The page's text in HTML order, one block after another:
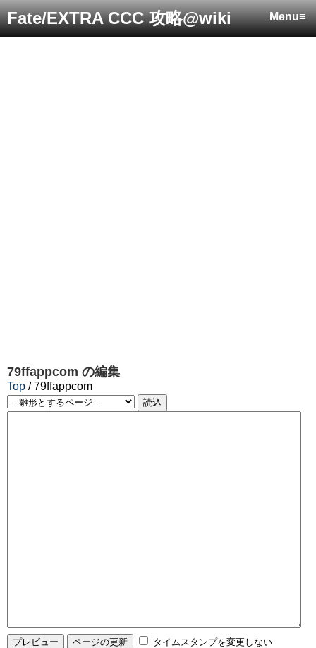
Menu≡
Fate/EXTRA CCC 攻略@wiki
79ffappcom の編集
Top / 79ffappcom
タイムスタンプを変更しない